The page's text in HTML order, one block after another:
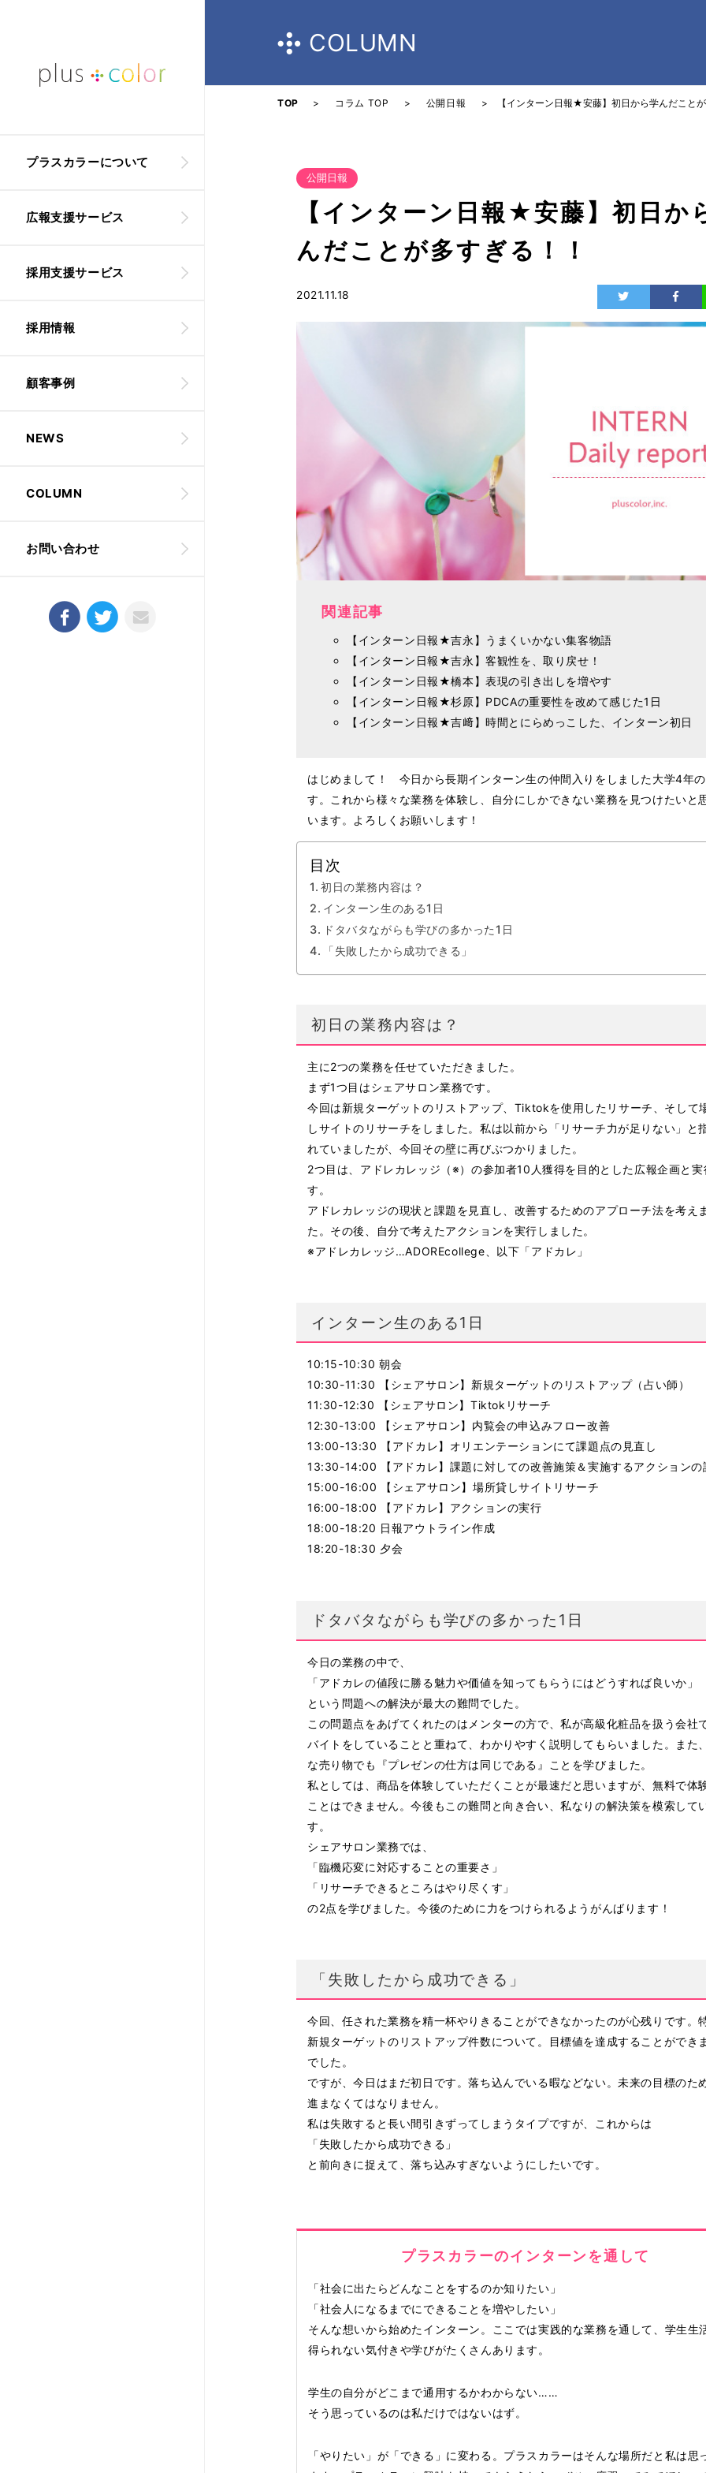
プラスカラーについて
広報支援サービス
採用支援サービス
採用情報
顧客事例
NEWS
COLUMN
お問い合わせ
COLUMN
TOP > コラム TOP > 公開日報 > 【インターン日報★安藤】初日から学んだことが
公開日報
【インターン日報★安藤】初日か
んだことが多すぎる！！
2021.11.18
関連記事
【インターン日報★吉永】うまくいかない集客物語
【インターン日報★吉永】客観性を、取り戻せ！
【インターン日報★橋本】表現の引き出しを増やす
【インターン日報★杉原】PDCAの重要性を改めて感じた1日
【インターン日報★吉﨑】時間とにらめっこした、インターン初日
はじめまして！ 今日から長期インターン生の仲間入りをしました大学4年
す。これから様々な業務を体験し、自分にしかできない業務を見つけたいと
います。よろしくお願いします！
目次
初日の業務内容は？
インターン生のある1日
ドタバタながらも学びの多かった1日
「失敗したから成功できる」
初日の業務内容は？
主に2つの業務を任せていただきました。
まず1つ目はシェアサロン業務です。
今回は新規ターゲットのリストアップ、Tiktokを使用したリサーチ、そして
しサイトのリサーチをしました。私は以前から「リサーチ力が足りない」と
れていましたが、今回その壁に再びぶつかりました。
2つ目は、アドレカレッジ（※）の参加者10人獲得を目的とした広報企画と実
す。
アドレカレッジの現状と課題を見直し、改善するためのアプローチ法を考え
た。その後、自分で考えたアクションを実行しました。
※アドレカレッジ…ADOREcollege、以下「アドカレ」
インターン生のある1日
10:15-10:30 朝会
10:30-11:30 【シェアサロン】新規ターゲットのリストアップ（占い師）
11:30-12:30 【シェアサロン】Tiktokリサーチ
12:30-13:00 【シェアサロン】内覧会の申込みフロー改善
13:00-13:30 【アドカレ】オリエンテーションにて課題点の見直し
13:30-14:00 【アドカレ】課題に対しての改善施策＆実施するアクションの
15:00-16:00 【シェアサロン】場所貸しサイトリサーチ
16:00-18:00 【アドカレ】アクションの実行
18:00-18:20 日報アウトライン作成
18:20-18:30 夕会
ドタバタながらも学びの多かった1日
今日の業務の中で、
「アドカレの値段に勝る魅力や価値を知ってもらうにはどうすれば良いか」
という問題への解決が最大の難問でした。
この問題点をあげてくれたのはメンターの方で、私が高級化粧品を扱う会社
バイトをしていることと重ねて、わかりやすく説明してもらいました。また
な売り物でも『プレゼンの仕方は同じである』ことを学びました。
私としては、商品を体験していただくことが最速だと思いますが、無料で体
ことはできません。今後もこの難問と向き合い、私なりの解決策を模索して
す。
シェアサロン業務では、
「臨機応変に対応することの重要さ」
「リサーチできるところはやり尽くす」
の2点を学びました。今後のために力をつけられるようがんばります！
「失敗したから成功できる」
今回、任された業務を精一杯やりきることができなかったのが心残りです。
新規ターゲットのリストアップ件数について。目標値を達成することができ
でした。
ですが、今日はまだ初日です。落ち込んでいる暇などない。未来の目標のた
進まなくてはなりません。
私は失敗すると長い間引きずってしまうタイプですが、これからは
「失敗したから成功できる」
と前向きに捉えて、落ち込みすぎないようにしたいです。
プラスカラーのインターンを通して
「社会に出たらどんなことをするのか知りたい」
「社会人になるまでにできることを増やしたい」
そんな想いから始めたインターン。ここでは実践的な業務を通して、学生生
得られない気付きや学びがたくさんあります。
学生の自分がどこまで通用するかわからない……
そう思っているのは私だけではないはず。
「やりたい」が「できる」に変わる。プラスカラーはそんな場所だと私は思